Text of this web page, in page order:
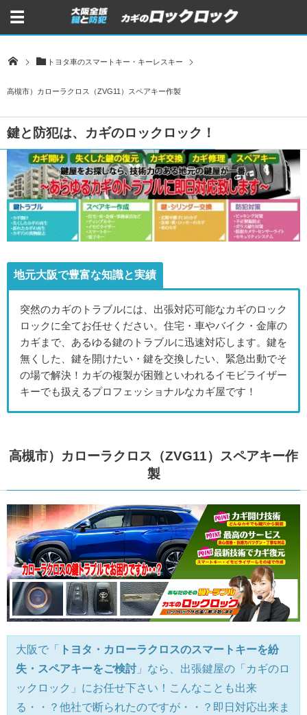
トヨタ車のスマートキー・キーレスキー
高槻市）カローラクロス（ZVG11）スペアキー作製
鍵と防犯は、カギのロックロック！
地元大阪で豊富な知識と実績
突然のカギのトラブルには、出張対応可能なカギのロック
ロックに全てお任せください。住宅・車やバイク・金庫の
カギまで、あるゆる鍵のトラブルに迅速対応します。鍵を
無くした、鍵を開けたい・鍵を交換したい、緊急出動でそ
の場で解決！カギの複製が困難といわれるイモビライザー
キーでも扱えるプロフェッショナルなカギ屋です！
高槻市）カローラクロス（ZVG11）スペアキー作
製
大阪で「
トヨタ・カローラクロスのスマートキーを紛
失・スペアキーをご検討 」なら、出張鍵屋の「カギのロ
ックロック」にお任せ下さい！こんなことも出来
る・・？他社で断られたのですが・・？即日対応出来ま